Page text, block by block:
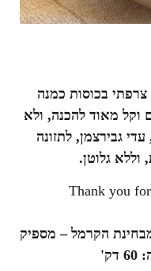
צרפתי בכוסות כמנה
צבעים, טעים וקל מאוד להכנה, ולא
גבירצמן, לתזונה
וללא גלוטן.
Thank you
הקרמל – מספיק